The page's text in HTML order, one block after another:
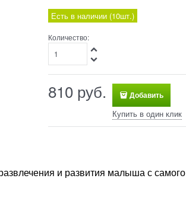
Есть в наличии (10шт.)
Количество:
810 руб. Добавить
Купить в один клик
и развития малыша с самого